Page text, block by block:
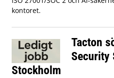
kontoret.
Tacton
Security
Stockholm